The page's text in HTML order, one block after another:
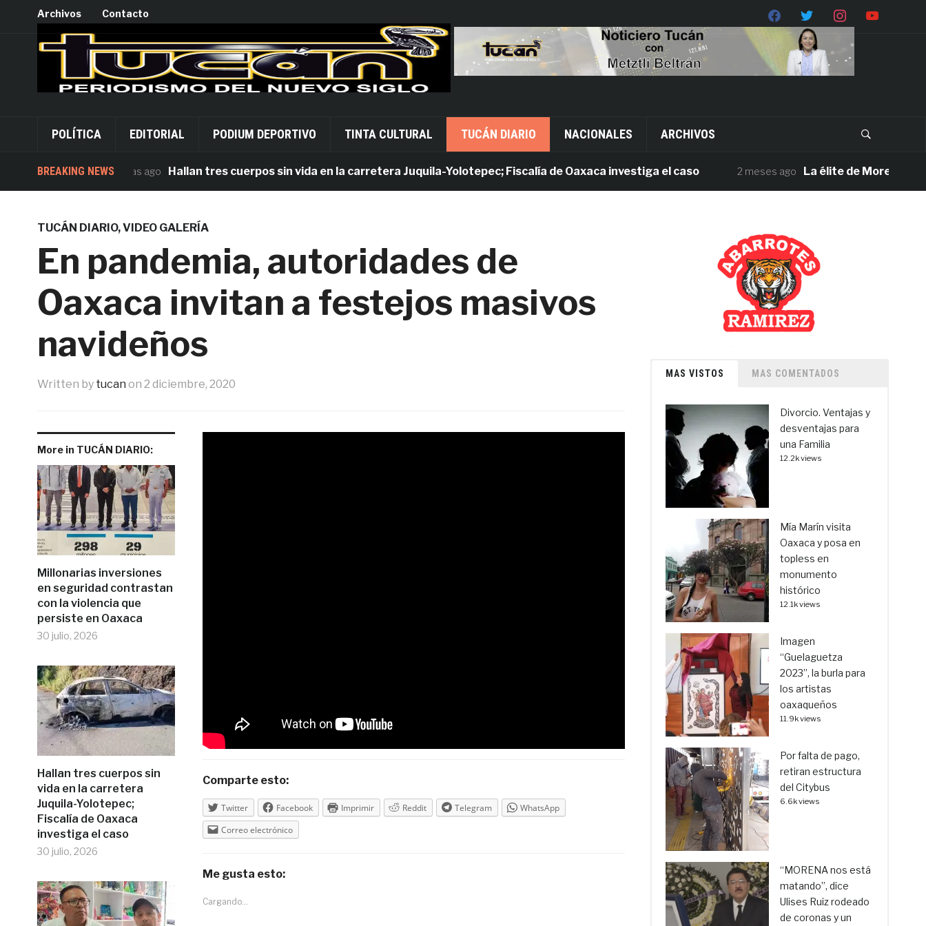
Archivos Contacto
POLÍTICA EDITORIAL PODIUM DEPORTIVO TINTA CULTURAL TUCÁN DIARIO NACIONALES ARCHIVOS
BREAKING NEWS
7 días ago Hallan tres cuerpos sin vida en la carretera Juquila-Yolotepec; Fiscalía de Oaxaca investiga el caso 2 meses ago La élite de Morena en
TUCÁN DIARIO,VIDEO GALERÍA
En pandemia, autoridades de
Oaxaca invitan a festejos masivos
navideños
Written by tucan on 2 diciembre, 2020
More in TUCÁN DIARIO:
Millonarias inversiones
en seguridad contrastan
con la violencia que
persiste en Oaxaca
30 julio, 2026
Hallan tres cuerpos sin
vida en la carretera
Juquila-Yolotepec;
Fiscalía de Oaxaca
investiga el caso
30 julio, 2026
Comparte esto:
Twitter Facebook Imprimir Reddit Telegram
WhatsApp
Correo electrónico
Me gusta esto:
Cargando...
MAS VISTOS MAS COMENTADOS
Divorcio. Ventajas y
desventajas para
una Familia
12.2k views
Mía Marín visita
Oaxaca y posa en
topless en
monumento
histórico
12.1k views
Imagen
“Guelaguetza
2023”, la burla para
los artistas
oaxaqueños
11.9k views
Por falta de pago,
retiran estructura
del Citybus
6.6k views
“MORENA nos está
matando”, dice
Ulises Ruiz rodeado
de coronas y un